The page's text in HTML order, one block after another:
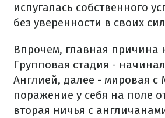
испугалась собственного
без уверенности в своих
Впрочем, главная
Групповая стадия -
Англией, далее - мировая с
поражение у себя на поле
вторая ничья с